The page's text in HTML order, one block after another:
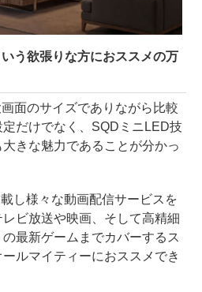
いう欲張りな方におススメの万
面のサイズでありながら比較
だけでなく、SQDミニLED技
きな魅力であることが分かっ
し様々な動画配信サービスを
ビ放送や映画、そして高精細
最新ゲームまでカバーするス
ルマイティーにおススメでき